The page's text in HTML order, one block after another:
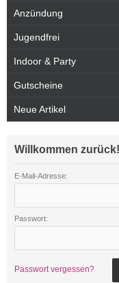
Anzündung
Jugendfrei
Indoor & Party
Gutscheine
Neue Artikel
Willkommen zurück!
E-Mail-Adresse:
Passwort:
Passwort vergessen?